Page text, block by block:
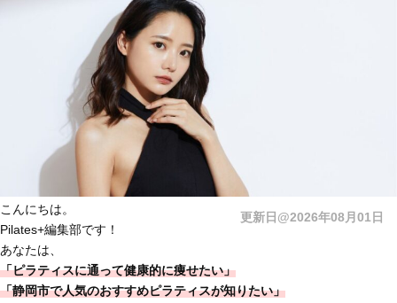
更新日@2026年08月01日
こんにちは。
Pilates+編集部です！
あなたは、
「ピラティスに通って健康的に痩せたい」
「静岡市で人気のおすすめピラティスが知りたい」